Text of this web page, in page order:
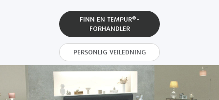
FINN EN TEMPUR®-
FORHANDLER
PERSONLIG VEILEDNING